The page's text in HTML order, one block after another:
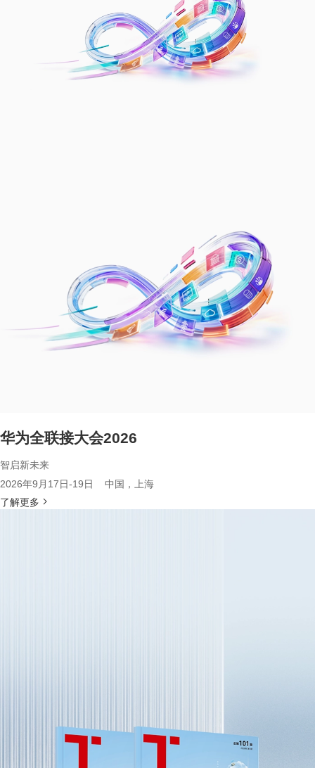
华为全联接大会2026
智启新未来
2026年9月17日-19日 中国，上海
了解更多